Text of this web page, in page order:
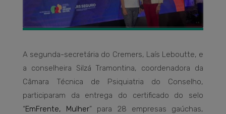
A segunda-secretária do Cremers, Laís Leboutte, e
a conselheira Silzá Tramontina, coordenadora da
Câmara Técnica de Psiquiatria do Conselho,
participaram da entrega do certificado do selo
“EmFrente, Mulher” para 28 empresas gaúchas,